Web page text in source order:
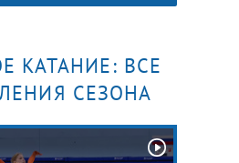
КАТАНИЕ: ВСЕ
СЕЗОНА